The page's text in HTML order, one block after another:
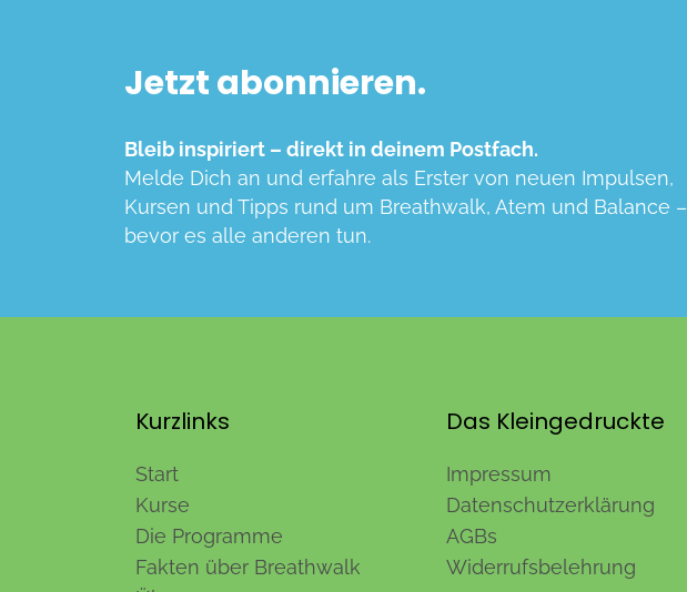
Jetzt abonnieren.
Bleib inspiriert – direkt in deinem Postfach.
Melde Dich an und erfahre als Erster von neuen Impulsen,
Kursen und Tipps rund um Breathwalk, Atem und Balance –
bevor es alle anderen tun.
Kurzlinks
Start
Kurse
Die Programme
Fakten über Breathwalk
Das Kleingedruckte
Impressum
Datenschutzerklärung
AGBs
Widerrufsbelehrung